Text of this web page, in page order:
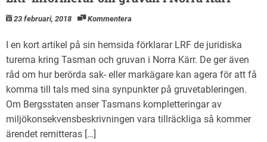
23 februari, 2018 Kommentera
I en kort artikel på sin hemsida förklarar LRF de juridiska
turerna kring Tasman och gruvan i Norra Kärr. De ger även
råd om hur berörda sak- eller markägare kan agera för att få
komma till tals med sina synpunkter på gruvetableringen.
Om Bergsstaten anser Tasmans kompletteringar av
miljökonsekvensbeskrivningen vara tillräckliga så kommer
ärendet remitteras […]